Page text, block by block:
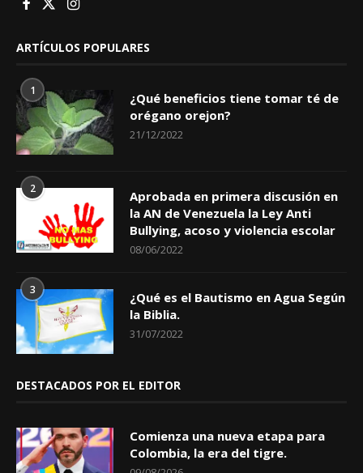
ARTÍCULOS POPULARES
1
¿Qué beneficios tiene tomar té de
orégano orejon?
21/12/2022
2
Aprobada en primera discusión en
la AN de Venezuela la Ley Anti
Bullying, acoso y violencia escolar
08/06/2022
3
¿Qué es el Bautismo en Agua Según
la Biblia.
31/07/2022
DESTACADOS POR EL EDITOR
Comienza una nueva etapa para
Colombia, la era del tigre.